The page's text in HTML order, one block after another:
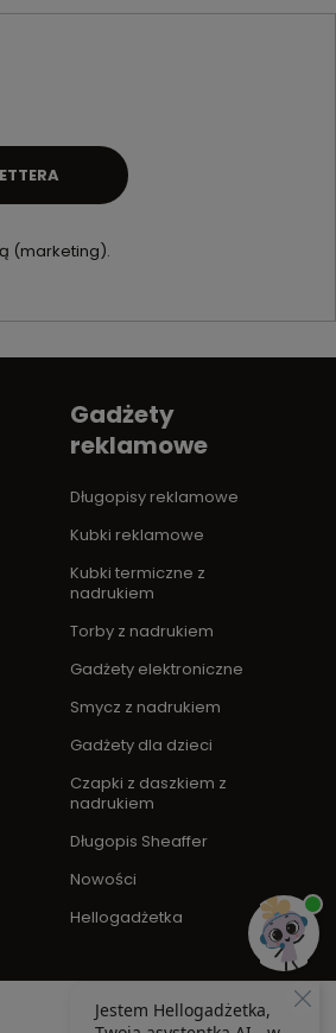
(marketing).
Gadżety
reklamowe
Długopisy reklamowe
Kubki reklamowe
Kubki termiczne z
nadrukiem
Torby z nadrukiem
Gadżety elektroniczne
Smycz z nadrukiem
Gadżety dla dzieci
Czapki z daszkiem z
nadrukiem
Długopis Sheaffer
Nowości
Hellogadżetka